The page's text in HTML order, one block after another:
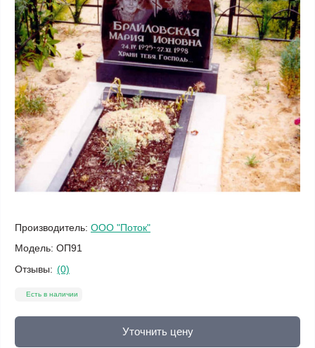
Производитель: ООО "Поток"
Модель: ОП91
Отзывы: (0)
Есть в наличии
Уточнить цену